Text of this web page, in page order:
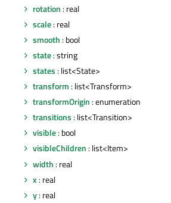
rotation : real
scale: real
smooth : bool
state: string
states : list<State>
transform : list<Transform>
transformOrigin : enumeration
transitions : list<Transition>
visible: bool
visibleChildren : list<Item>
width : real
x : real
y: real